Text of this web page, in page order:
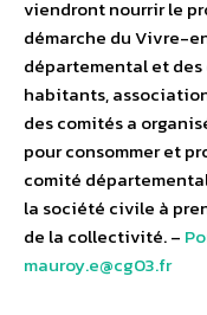
viendront nourrir le
démarche du Vivre-
départemental et
habitants,
des comités a
pour consommer et
comité
la société civile à
de la collectivité. –
mauroy.e@cg03.fr